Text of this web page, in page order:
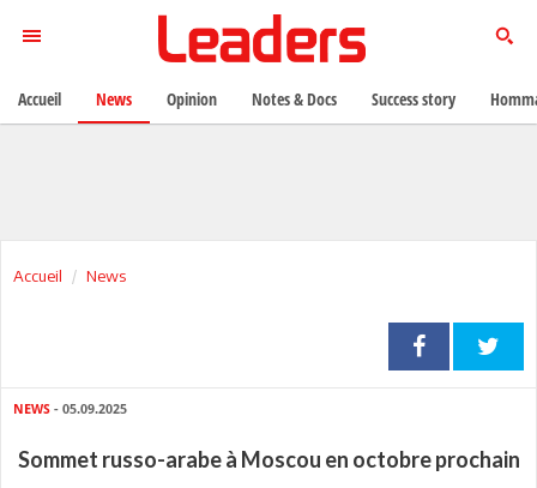
Accueil News
NEWS - 05.09.2025
Sommet russo-arabe à Moscou en octobre prochain
Accueil News Opinion Notes & Docs Success story